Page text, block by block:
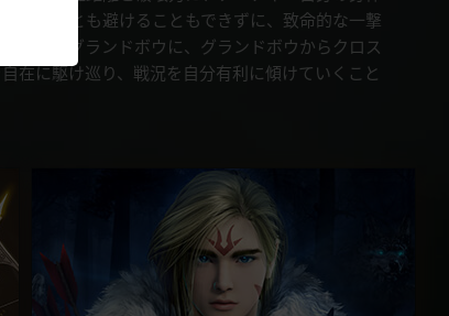
げることも避けることもできずに、致命的な一撃
ウからグランドボウに、グランドボウからクロス
在に駆け巡り、戦況を自分有利に傾けていくこと